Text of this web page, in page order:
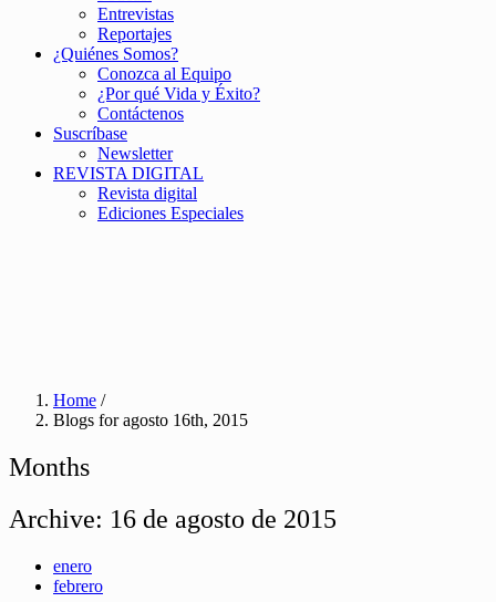
Entrevistas
Reportajes
¿Quiénes Somos?
Conozca al Equipo
¿Por qué Vida y Éxito?
Contáctenos
Suscríbase
Newsletter
REVISTA DIGITAL
Revista digital
Ediciones Especiales
Home /
Blogs for agosto 16th, 2015
Months
Archive: 16 de agosto de 2015
enero
febrero